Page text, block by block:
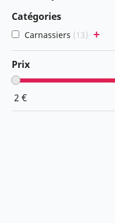
Catégories
Carnassiers 13 +
Prix
2 €